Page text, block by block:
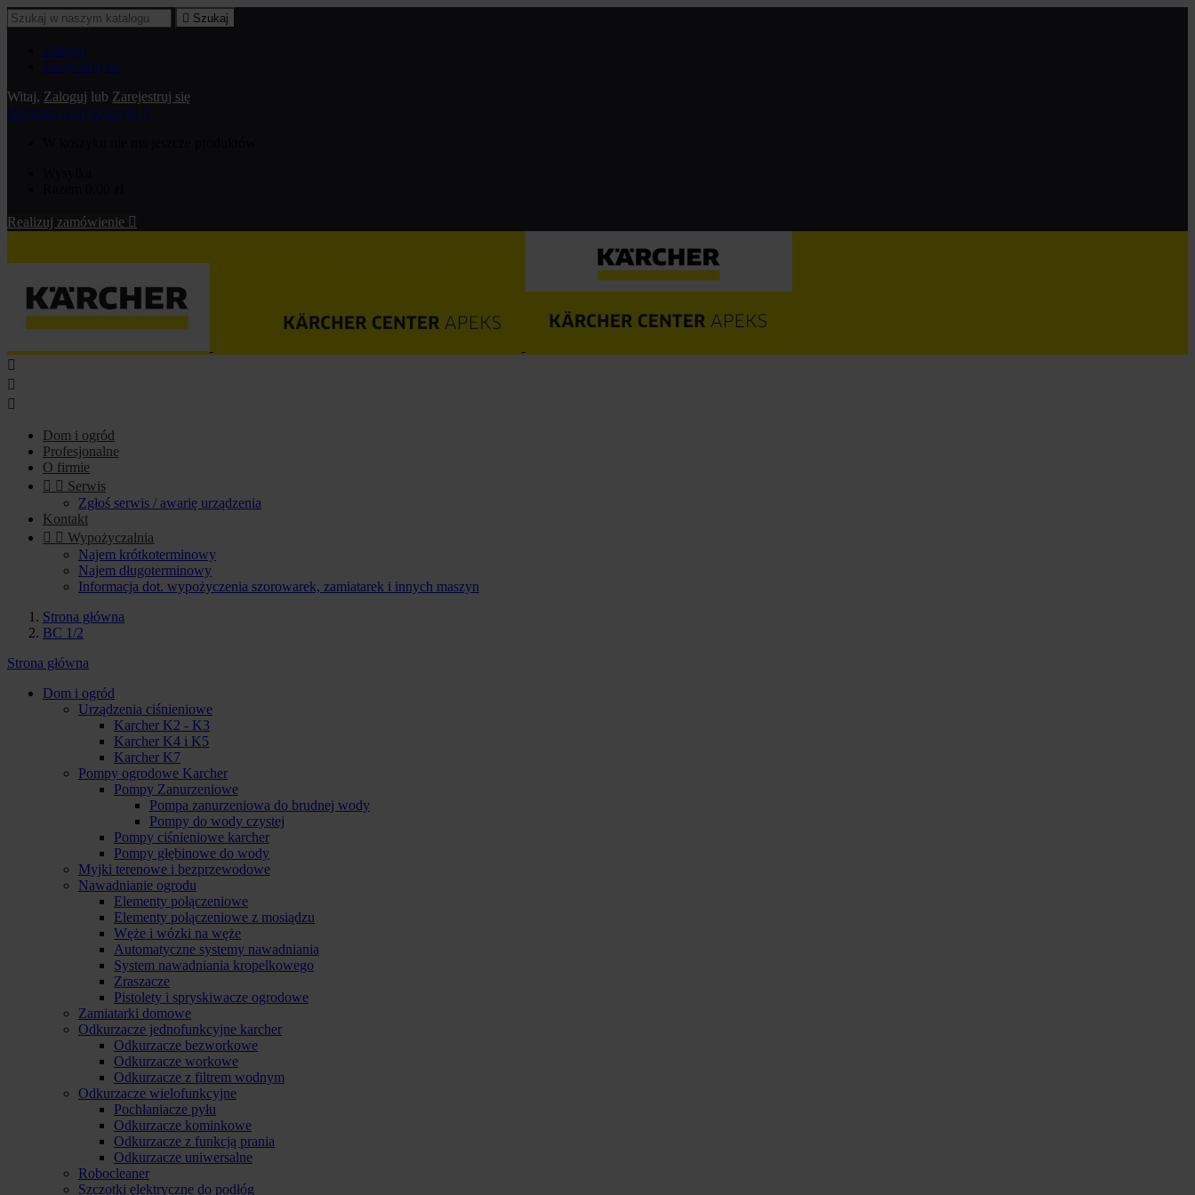
 Szukaj
Zaloguj
Zarejestruj się
Witaj, Zaloguj lub Zarejestruj się
shopping_cart Koszyk: 0
Realizuj zamówienie 



Dom i ogród
Profesjonalne
O firmie
  Serwis
Zgłoś serwis / awarię urządzenia
Kontakt
  Wypożyczalnia
Najem krótkoterminowy
Najem długoterminowy
Informacja dot. wypożyczenia szorowarek, zamiatarek i innych maszyn
Strona główna
BC 1/2
Strona główna
Dom i ogród
Urządzenia ciśnieniowe
Karcher K2 - K3
Karcher K4 i K5
Karcher K7
Pompy ogrodowe Karcher
Pompy Zanurzeniowe
Pompa zanurzeniowa do brudnej wody
Pompy do wody czystej
Pompy ciśnieniowe karcher
Pompy głębinowe do wody
Myjki terenowe i bezprzewodowe
Nawadnianie ogrodu
Elementy połączeniowe
Elementy połączeniowe z mosiądzu
Węże i wózki na węże
Automatyczne systemy nawadniania
System nawadniania kropelkowego
Zraszacze
Pistolety i spryskiwacze ogrodowe
Zamiatarki domowe
Odkurzacze jednofunkcyjne karcher
Odkurzacze bezworkowe
Odkurzacze workowe
Odkurzacze z filtrem wodnym
Odkurzacze wielofunkcyjne
Pochłaniacze pyłu
Odkurzacze kominkowe
Odkurzacze z funkcją prania
Odkurzacze uniwersalne
Robocleaner
Szczotki elektryczne do podłóg